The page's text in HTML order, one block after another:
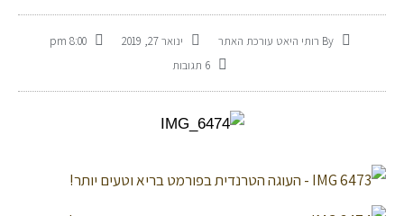
By רותי היאט עורכת האתר ינואר 27, 2019
8:00 pm
6 תגובות